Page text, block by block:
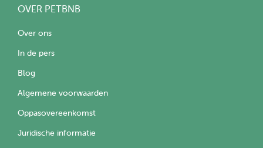
OVER PETBNB
Over ons
In de pers
Blog
Algemene voorwaarden
Oppasovereenkomst
Juridische informatie